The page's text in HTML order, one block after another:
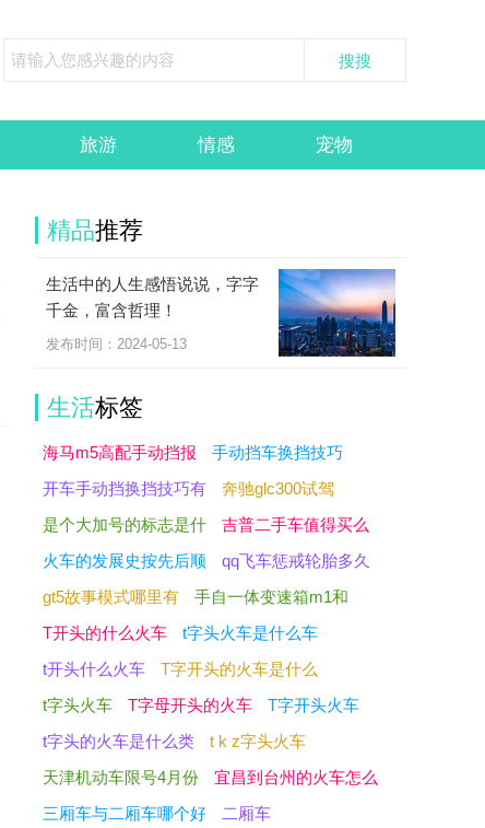
旅游 情感 宠物
精品推荐
生活中的人生感悟说说，字字
千金，富含哲理！
发布时间：2024-05-13
生活标签
海马m5高配手动挡报
手动挡车换挡技巧
开车手动挡换挡技巧有
奔驰glc300试驾
是个大加号的标志是什
吉普二手车值得买么
火车的发展史按先后顺
qq飞车惩戒轮胎多久
gt5故事模式哪里有
手自一体变速箱m1和
T开头的什么火车
t字头火车是什么车
t开头什么火车
T字开头的火车是什么
t字头火车
T字母开头的火车
T字开头火车
t字头的火车是什么类
t k z字头火车
天津机动车限号4月份
宜昌到台州的火车怎么
三厢车与二厢车哪个好
二厢车